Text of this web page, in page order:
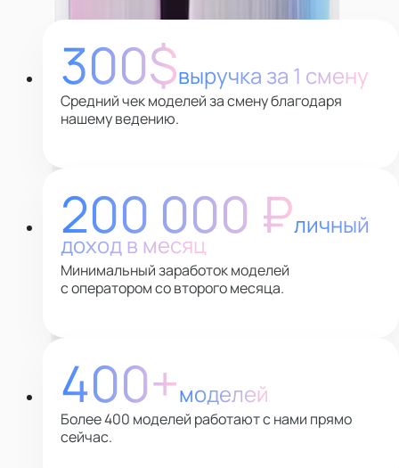
300$выручка за 1 смену
Средний чек моделей за смену благодаря
нашему ведению.
200 000 ₽личный
доход в месяц
Минимальный заработок моделей
с оператором со второго месяца.
400+моделей
Более 400 моделей работают с нами прямо
сейчас.